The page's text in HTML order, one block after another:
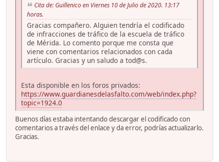
Cita de: Guillenico en Viernes 10 de Julio de 2020. 13:17
horas.
Gracias compañero. Alguien tendría el codificado
de infracciones de tráfico de la escuela de tráfico
de Mérida. Lo comento porque me consta que
viene con comentarios relacionados con cada
artículo. Gracias y un saludo a tod@s.
Esta disponible en los foros privados:
https://www.guardianesdelasfalto.com/web/index.php?
topic=1924.0
Buenos días estaba intentando descargar el codificado con
comentarios a través del enlace y da error, podrías actualizarlo.
Gracias.